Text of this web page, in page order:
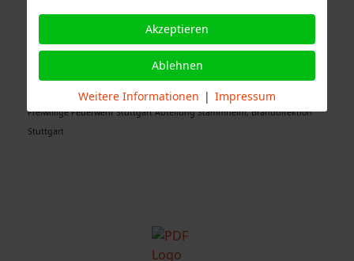
Quelle Fotos:
Freiwillige Feuerwehr Stuttgart Abteilung Stammheim, Branddirektion
Stuttgart
Akzeptieren
Ablehnen
Weitere Informationen | Impressum